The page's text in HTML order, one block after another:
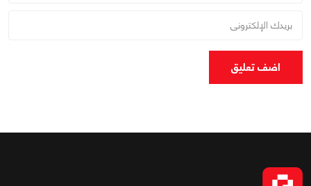
اضف تعليق